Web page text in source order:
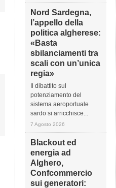
Nord Sardegna,
l’appello della
politica algherese:
«Basta
sbilanciamenti tra
scali con un’unica
regia»
Il dibattito sul
potenziamento del
sistema aeroportuale
sardo si arricchisce...
7 Agosto 2026
Blackout ed
energia ad
Alghero,
Confcommercio
sui generatori: